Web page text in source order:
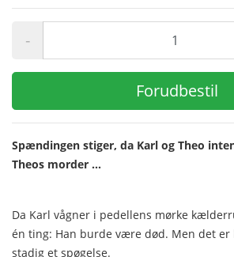
-
Forudbestil
Spændingen stiger, da Karl og Theo
Theos morder ...
Da Karl vågner i pedellens mørke
én ting: Han burde være død. Men det er
stadig et spøgelse.